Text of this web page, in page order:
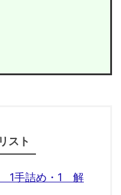
スト
1手詰め・1 解